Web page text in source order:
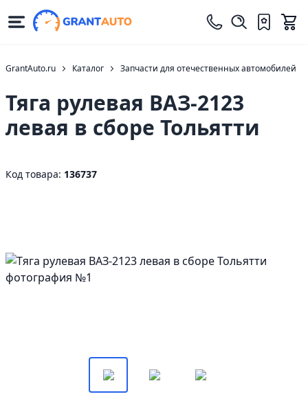
GrantAuto.ru Каталог Запчасти для отечественных автомобилей
Тяга рулевая ВАЗ-2123
левая в сборе Тольятти
Код товара: 136737